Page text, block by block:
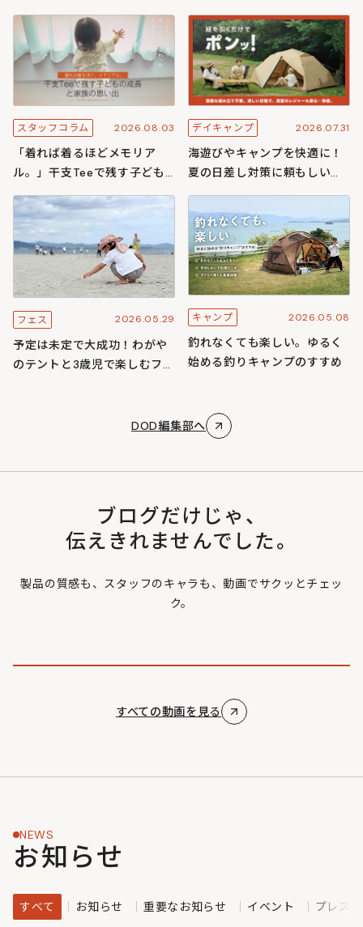
スタッフコラム 2026.08.03
「着れば着るほどメモリア
ル。」干支Teeで残す子ども
の成長と家族の思い出
デイキャンプ 2026.07.31
海遊びやキャンプを快適に！
夏の日差し対策に頼もしいワ
ンタッチ構造のわがやシリー
ズ
フェス 2026.05.29
予定は未定で大成功！わがや
のテントと3歳児で楽しむフェ
キャンプ 2026.05.08
釣れなくても楽しい。ゆるく
始める釣りキャンプのすすめ
DOD編集部へ
ブログだけじゃ、
伝えきれませんでした。
製品の質感も、スタッフのキャラも、動画でサクッとチェッ
ク。
すべての動画を見る
NEWS
お知らせ
すべて お知らせ 重要なお知らせ イベント プレス